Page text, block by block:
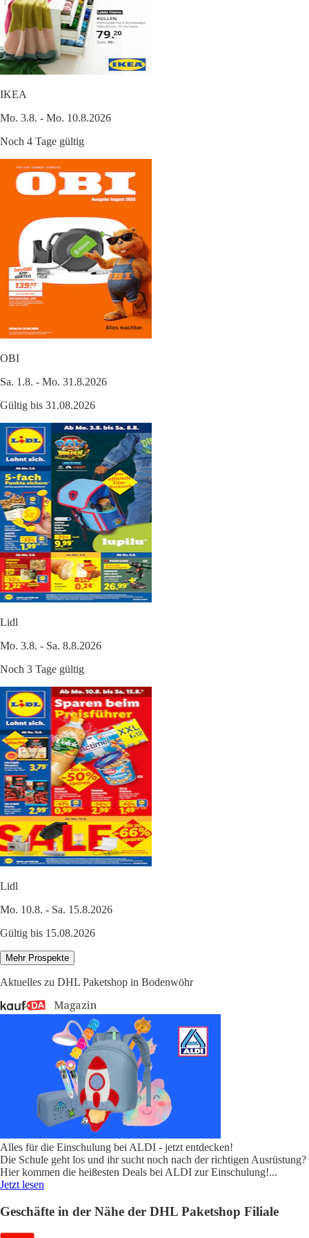
IKEA
Mo. 3.8. - Mo. 10.8.2026
Noch 4 Tage gültig
OBI
Sa. 1.8. - Mo. 31.8.2026
Gültig bis 31.08.2026
Lidl
Mo. 3.8. - Sa. 8.8.2026
Noch 3 Tage gültig
Lidl
Mo. 10.8. - Sa. 15.8.2026
Gültig bis 15.08.2026
Mehr Prospekte
Aktuelles zu DHL Paketshop in Bodenwöhr
Alles für die Einschulung bei ALDI - jetzt entdecken!
Die Schule geht los und ihr sucht noch nach der richtigen Ausrüstung?
Hier kommen die heißesten Deals bei ALDI zur Einschulung!...
Jetzt lesen
Geschäfte in der Nähe der DHL Paketshop Filiale